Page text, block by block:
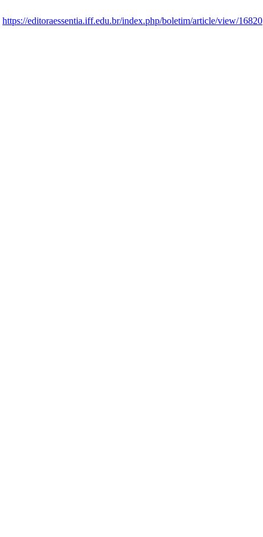
https://editoraessentia.iff.edu.br/index.php/boletim/article/view/16820